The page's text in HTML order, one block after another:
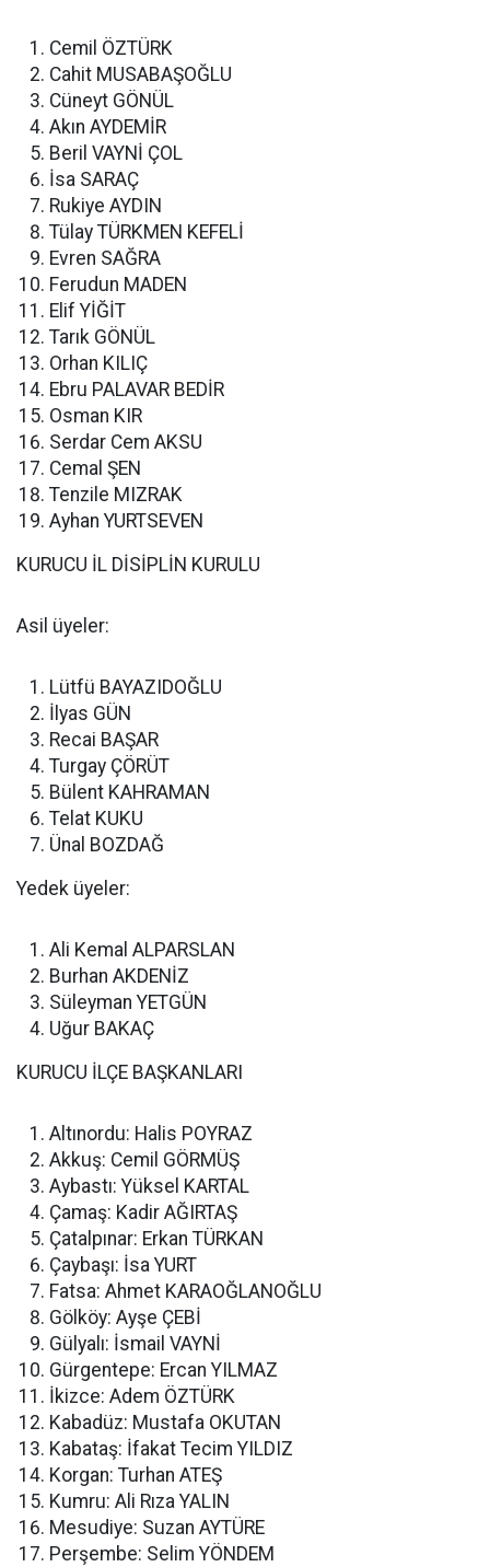
Cemil ÖZTÜRK
Cahit MUSABAŞOĞLU
Cüneyt GÖNÜL
Akın AYDEMİR
Beril VAYNİ ÇOL
İsa SARAÇ
Rukiye AYDIN
Tülay TÜRKMEN KEFELİ
Evren SAĞRA
Ferudun MADEN
Elif YİĞİT
Tarık GÖNÜL
Orhan KILIÇ
Ebru PALAVAR BEDİR
Osman KIR
Serdar Cem AKSU
Cemal ŞEN
Tenzile MIZRAK
Ayhan YURTSEVEN
KURUCU İL DİSİPLİN KURULU
Asil üyeler:
Lütfü BAYAZIDOĞLU
İlyas GÜN
Recai BAŞAR
Turgay ÇÖRÜT
Bülent KAHRAMAN
Telat KUKU
Ünal BOZDAĞ
Yedek üyeler:
Ali Kemal ALPARSLAN
Burhan AKDENİZ
Süleyman YETGÜN
Uğur BAKAÇ
KURUCU İLÇE BAŞKANLARI
Altınordu: Halis POYRAZ
Akkuş: Cemil GÖRMÜŞ
Aybastı: Yüksel KARTAL
Çamaş: Kadir AĞIRTAŞ
Çatalpınar: Erkan TÜRKAN
Çaybaşı: İsa YURT
Fatsa: Ahmet KARAOĞLANOĞLU
Gölköy: Ayşe ÇEBİ
Gülyalı: İsmail VAYNİ
Gürgentepe: Ercan YILMAZ
İkizce: Adem ÖZTÜRK
Kabadüz: Mustafa OKUTAN
Kabataş: İfakat Tecim YILDIZ
Korgan: Turhan ATEŞ
Kumru: Ali Rıza YALIN
Mesudiye: Suzan AYTÜRE
Perşembe: Selim YÖNDEM